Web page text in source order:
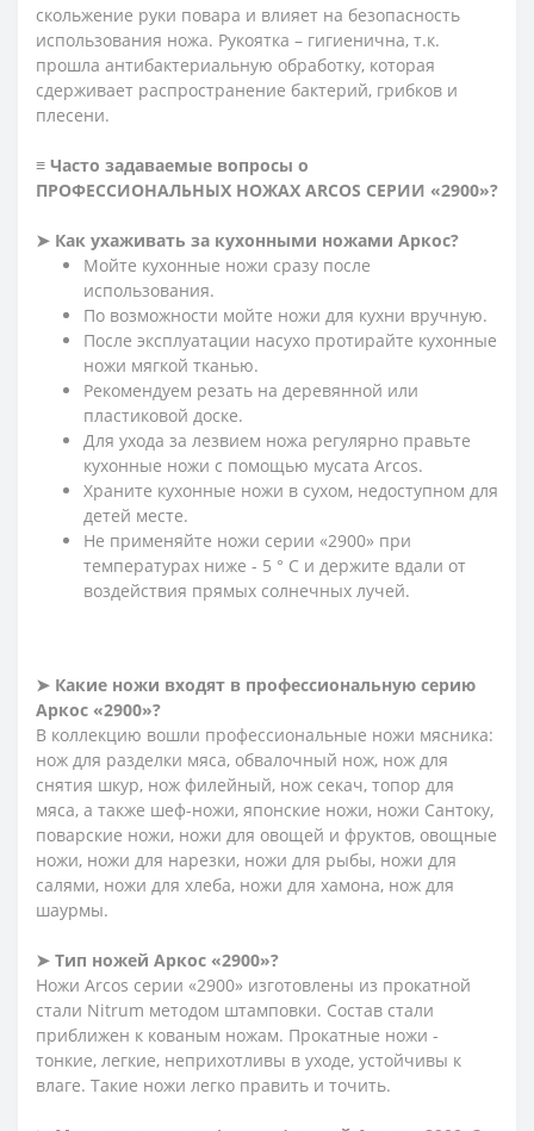
скольжение руки повара и влияет на безопасность
использования ножа. Рукоятка – гигиенична, т.к.
прошла антибактериальную обработку, которая
сдерживает распространение бактерий, грибков и
плесени.
≡ Часто задаваемые вопросы о
ПРОФЕССИОНАЛЬНЫХ НОЖАХ ARCOS СЕРИИ «2900»?
➤ Как ухаживать за кухонными ножами Аркос?
Мойте кухонные ножи сразу после
использования.
По возможности мойте ножи для кухни вручную.
После эксплуатации насухо протирайте кухонные
ножи мягкой тканью.
Рекомендуем резать на деревянной или
пластиковой доске.
Для ухода за лезвием ножа регулярно правьте
кухонные ножи с помощью мусата Arcos.
Храните кухонные ножи в сухом, недоступном для
детей месте.
Не применяйте ножи серии «2900» при
температурах ниже - 5 ° С и держите вдали от
воздействия прямых солнечных лучей.
➤ Какие ножи входят в профессиональную серию
Аркос «2900»?
В коллекцию вошли профессиональные ножи мясника:
нож для разделки мяса, обвалочный нож, нож для
снятия шкур, нож филейный, нож секач, топор для
мяса, а также шеф-ножи, японские ножи, ножи Сантоку,
поварские ножи, ножи для овощей и фруктов, овощные
ножи, ножи для нарезки, ножи для рыбы, ножи для
салями, ножи для хлеба, ножи для хамона, нож для
шаурмы.
➤ Тип ножей Аркос «2900»?
Ножи Arcos серии «2900» изготовлены из прокатной
стали Nitrum методом штамповки. Состав стали
приближен к кованым ножам. Прокатные ножи -
тонкие, легкие, неприхотливы в уходе, устойчивы к
влаге. Такие ножи легко править и точить.